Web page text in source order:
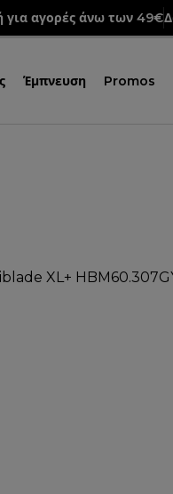
για αγορές άνω των 49€
Έμπνευση Promos